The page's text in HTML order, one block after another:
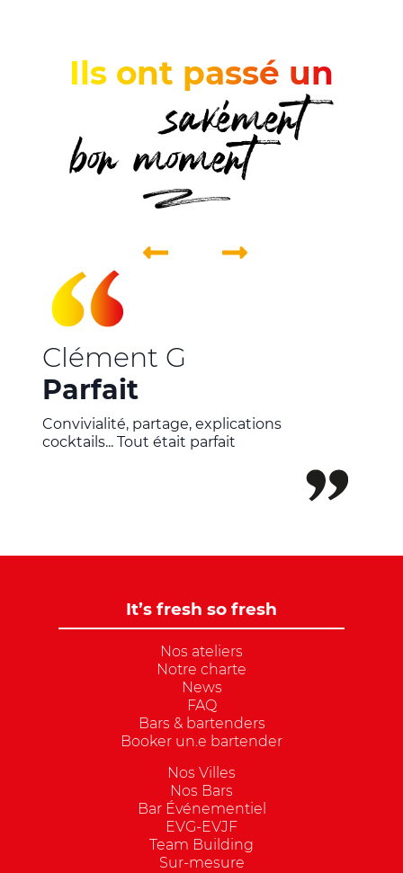
Ils ont passé un
Clément G
Parfait
Convivialité, partage, explications
cocktails... Tout était parfait
It’s fresh so fresh
Nos ateliers
Notre charte
News
FAQ
Bars & bartenders
Booker un.e bartender
Nos Villes
Nos Bars
Bar Événementiel
EVG-EVJF
Team Building
Sur-mesure